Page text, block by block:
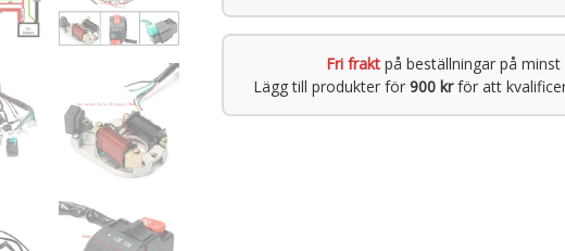
Fri fraktpå beställningar på minst
Lägg till produkter för 900 krför att